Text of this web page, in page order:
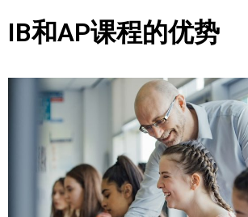
买房指南
贷款指南
租房指南
查询房源
帮您卖房
IB和AP课程的优势